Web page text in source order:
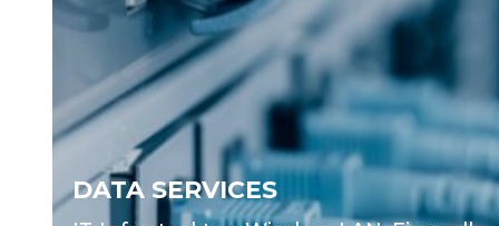
DATA SERVICES